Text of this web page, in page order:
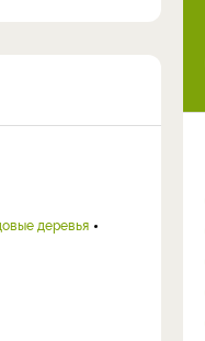
деревья